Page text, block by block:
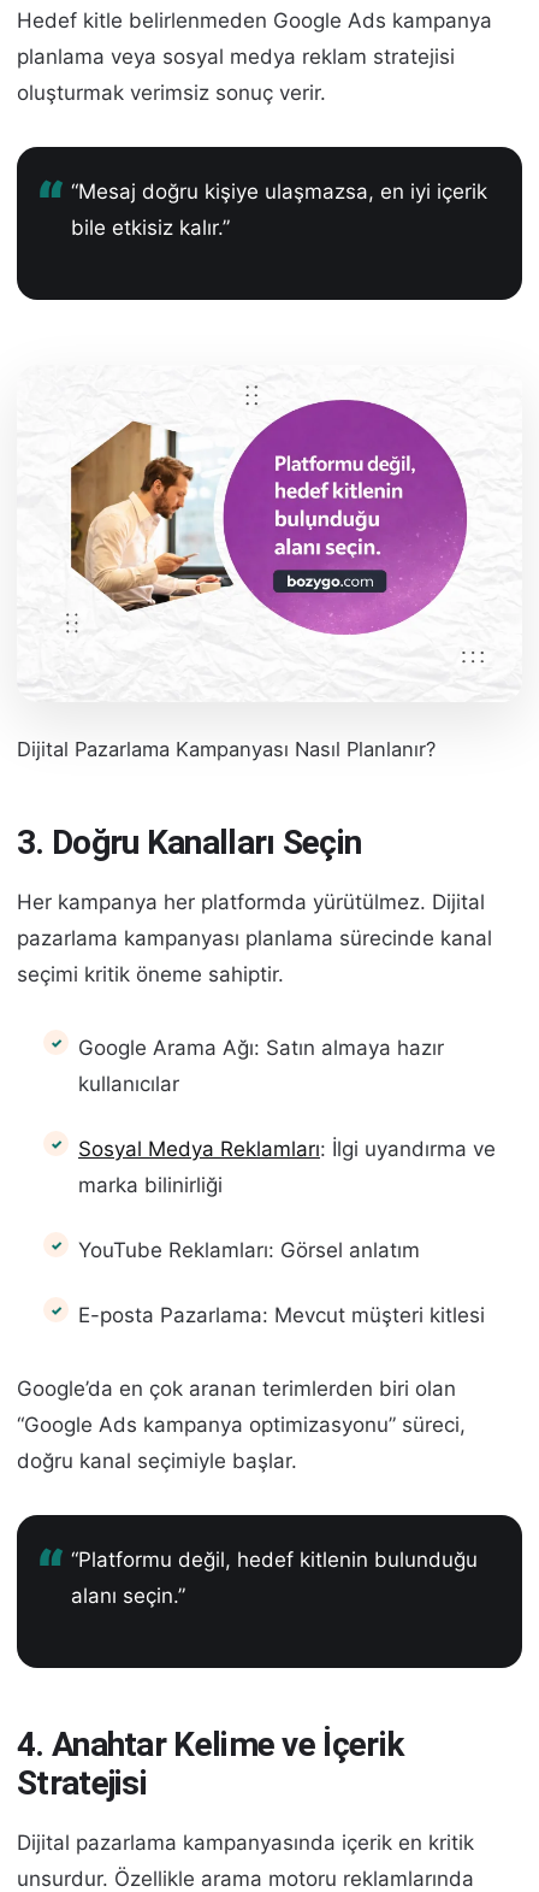
Hedef kitle belirlenmeden Google Ads kampanya
planlama veya sosyal medya reklam stratejisi
oluşturmak verimsiz sonuç verir.
“Mesaj doğru kişiye ulaşmazsa, en iyi içerik
bile etkisiz kalır.”
Dijital Pazarlama Kampanyası Nasıl Planlanır?
3. Doğru Kanalları Seçin
Her kampanya her platformda yürütülmez. Dijital
pazarlama kampanyası planlama sürecinde kanal
seçimi kritik öneme sahiptir.
Google Arama Ağı: Satın almaya hazır
kullanıcılar
Sosyal Medya Reklamları: İlgi uyandırma ve
marka bilinirliği
YouTube Reklamları: Görsel anlatım
E-posta Pazarlama: Mevcut müşteri kitlesi
Google’da en çok aranan terimlerden biri olan
“Google Ads kampanya optimizasyonu” süreci,
doğru kanal seçimiyle başlar.
“Platformu değil, hedef kitlenin bulunduğu
alanı seçin.”
4. Anahtar Kelime ve İçerik
Stratejisi
Dijital pazarlama kampanyasında içerik en kritik
unsurdur. Özellikle arama motoru reklamlarında